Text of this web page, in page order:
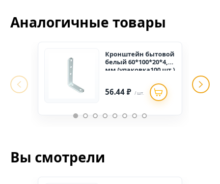
Аналогичные товары
Кронштейн бытовой
белый 60*100*20*4,0
мм (упаковка100 шт.)
56.44 ₽ / шт.
Вы смотрели